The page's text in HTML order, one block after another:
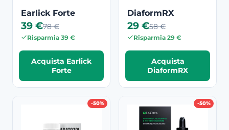
Earlick Forte
39 €78 €
Risparmia 39 €
Acquista Earlick
Forte
DiaformRX
29 €58 €
Risparmia 29 €
Acquista
DiaformRX
-50% -50%